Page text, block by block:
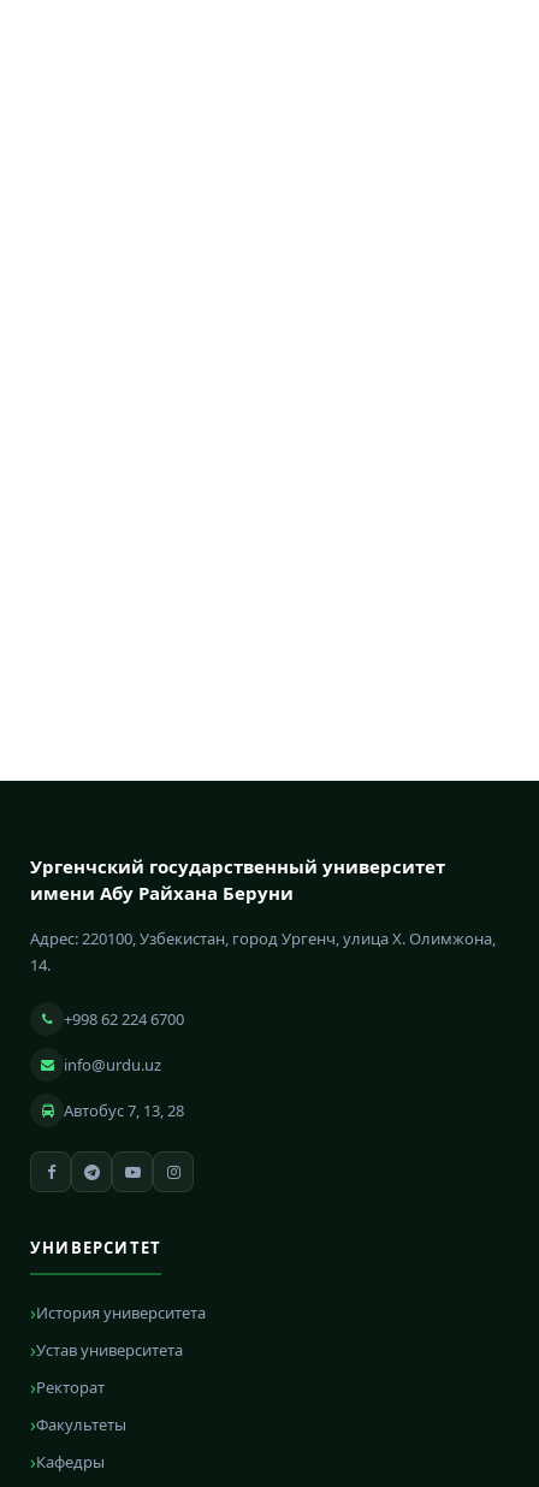
Ургенчский государственный университет
имени Абу Райхана Беруни
Адрес: 220100, Узбекистан, город Ургенч, улица Х. Олимжона,
14.
+998 62 224 6700
info@urdu.uz
Автобус 7, 13, 28
УНИВЕРСИТЕТ
История университета
Устав университета
Ректорат
Факультеты
Кафедры